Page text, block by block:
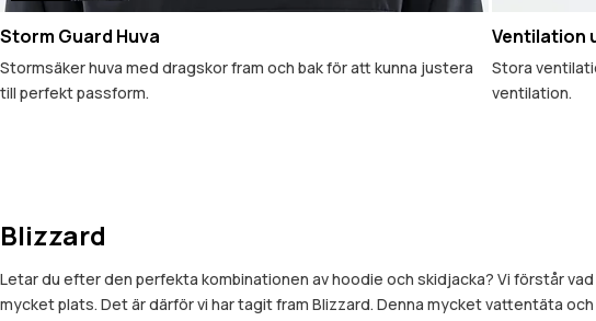
Storm Guard Huva
Stormsäker huva med dragskor fram och bak för att kunna justera
till perfekt passform.
Ventilation
Stora
ventilation.
Blizzard
Letar du efter den perfekta kombinationen av hoodie och skidjacka? Vi förstår
mycket plats. Det är därför vi har tagit fram Blizzard. Denna mycket vattentäta